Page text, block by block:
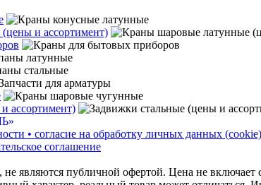
и ассортимент)
ассортимент)
• согласие на обработку личных данных (cookie)
соглашение
являются публичной офертой. Цена не